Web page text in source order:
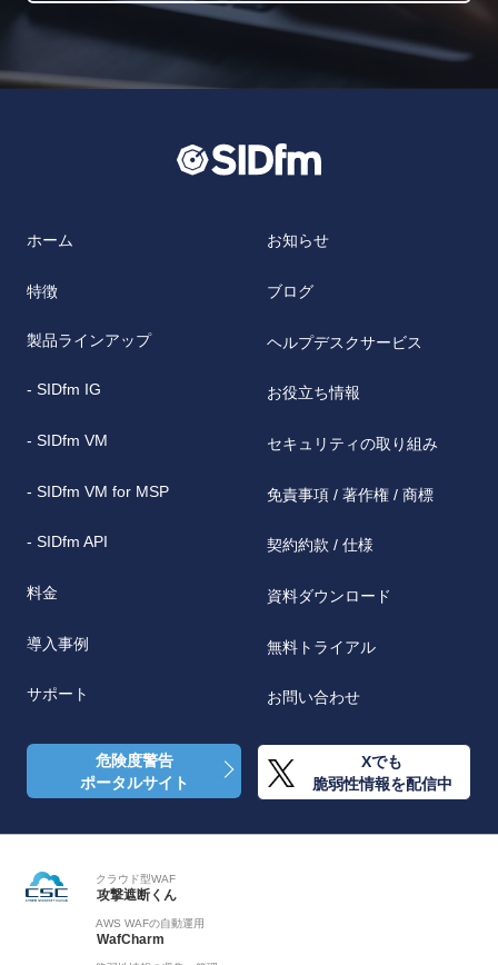
ホーム
特徴
製品ラインアップ
- SIDfm IG
- SIDfm VM
- SIDfm VM for MSP
- SIDfm API
料金
導入事例
サポート
お知らせ
ブログ
ヘルプデスクサービス
お役立ち情報
セキュリティの取り組み
免責事項 / 著作権 / 商標
契約約款 / 仕様
資料ダウンロード
無料トライアル
お問い合わせ
危険度警告
ポータルサイト
Xでも
脆弱性情報を配信中
クラウド型WAF
攻撃遮断くん
AWS WAFの自動運用
WafCharm